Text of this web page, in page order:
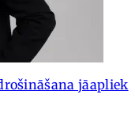
jāapliek